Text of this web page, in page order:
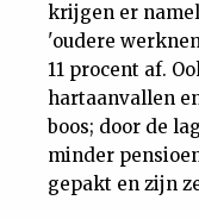
Contact
krijgen er
'oudere
11 procent af.
hartaanvallen
boos; door de
minder
gepakt en zijn